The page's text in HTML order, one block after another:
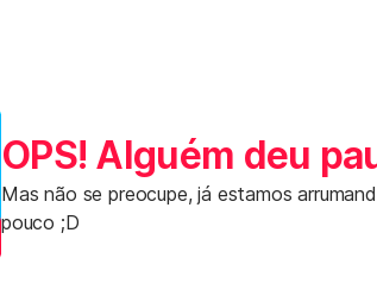
OPS! Alguém deu
Mas não se preocupe, já estamos
pouco ;D